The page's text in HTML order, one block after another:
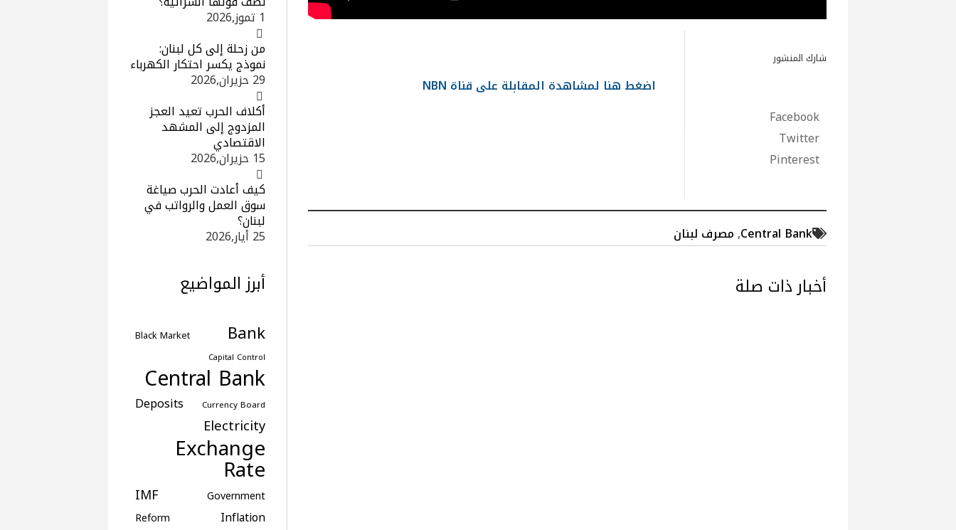
شارك المنشور
Facebook
Twitter
Pinterest
اضغط هنا لمشاهدة المقابلة على قناة NBN
Central Bank
,مصرف لبنان
أخبار ذات صلة
1 تموز,2026
من زحلة إلى كل لبنان:
نموذج يكسر احتكار الكهرباء
29 حزيران,2026
أكلاف الحرب تعيد العجز
المزدوج إلى المشهد
الاقتصادي
15 حزيران,2026
كيف أعادت الحرب صياغة
سوق العمل والرواتب في
لبنان؟
25 أيار,2026
أبرز المواضيع
Bank
Black Market
Capital Control
Central Bank
Currency Board
Deposits
Electricity
Exchange
Rate
Government
IMF
Inflation
Reform